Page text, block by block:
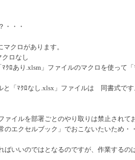
・・・
マクロがあります。
クロなし
ﾏｸﾛあり.xlsm」ファイルのマクロを使って
と「ﾏｸﾛなし.xlsx」ファイルは 同書式で
ァイルを部署ごとのやり取りは禁止されて
のエクセルブック」でおこないたいため・
ばいいのではとなるのですが、作業する